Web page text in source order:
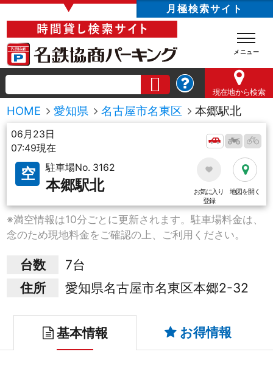
▼ 月極検索サイト
現在地から検索
HOME 愛知県 名古屋市名東区 本郷駅北
06月23日
07:49現在
空 駐車場No. 3162
本郷駅北
お気に入り
登録
地図を開く
※満空情報は10分ごとに更新されます。駐車場料金は、
念のため現地料金をご確認の上、ご利用ください。
台数
7台
住所
愛知県名古屋市名東区本郷2-32
基本情報 お得情報